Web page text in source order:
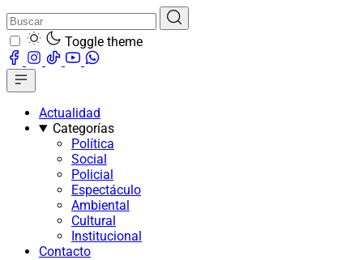
Toggle theme
Actualidad
Categorías
Política
Social
Policial
Espectáculo
Ambiental
Cultural
Institucional
Contacto